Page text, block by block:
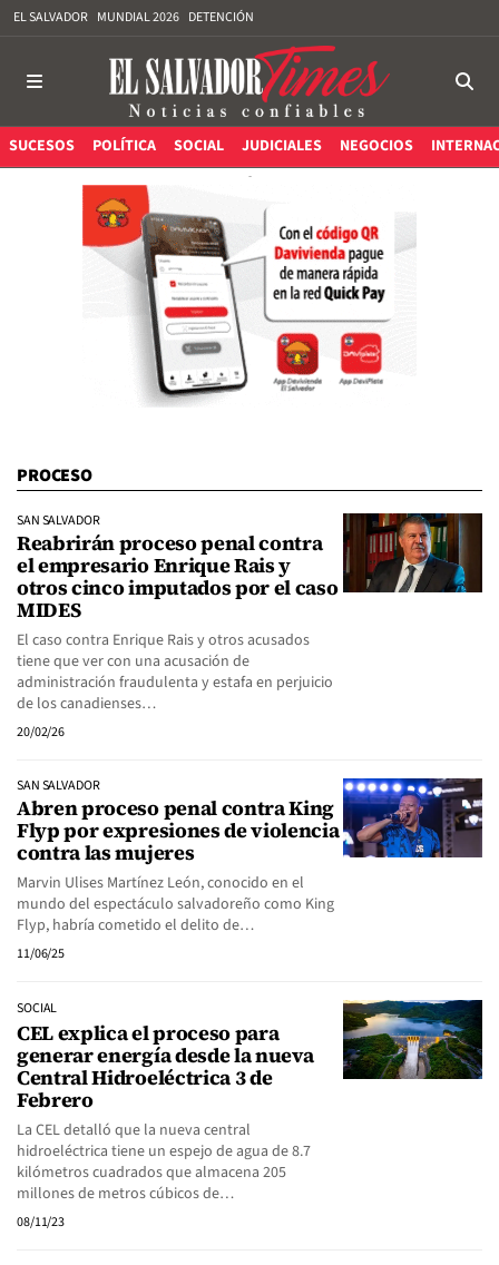
EL SALVADOR MUNDIAL 2026 DETENCIÓN
SUCESOS POLÍTICA SOCIAL JUDICIALES NEGOCIOS
PROCESO
SAN SALVADOR
Reabrirán proceso penal contra
el empresario Enrique Rais y
otros cinco imputados por el caso
MIDES
El caso contra Enrique Rais y otros acusados
tiene que ver con una acusación de
administración fraudulenta y estafa en perjuicio
de los canadienses…
20/02/26
SAN SALVADOR
Abren proceso penal contra King
Flyp por expresiones de violencia
contra las mujeres
Marvin Ulises Martínez León, conocido en el
mundo del espectáculo salvadoreño como King
Flyp, habría cometido el delito de…
11/06/25
SOCIAL
CEL explica el proceso para
generar energía desde la nueva
Central Hidroeléctrica 3 de
Febrero
La CEL detalló que la nueva central
hidroeléctrica tiene un espejo de agua de 8.7
kilómetros cuadrados que almacena 205
millones de metros cúbicos de…
08/11/23